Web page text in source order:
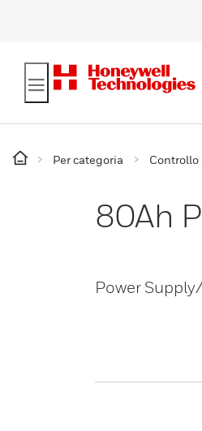
Per categoria Controllo
80Ah
Power